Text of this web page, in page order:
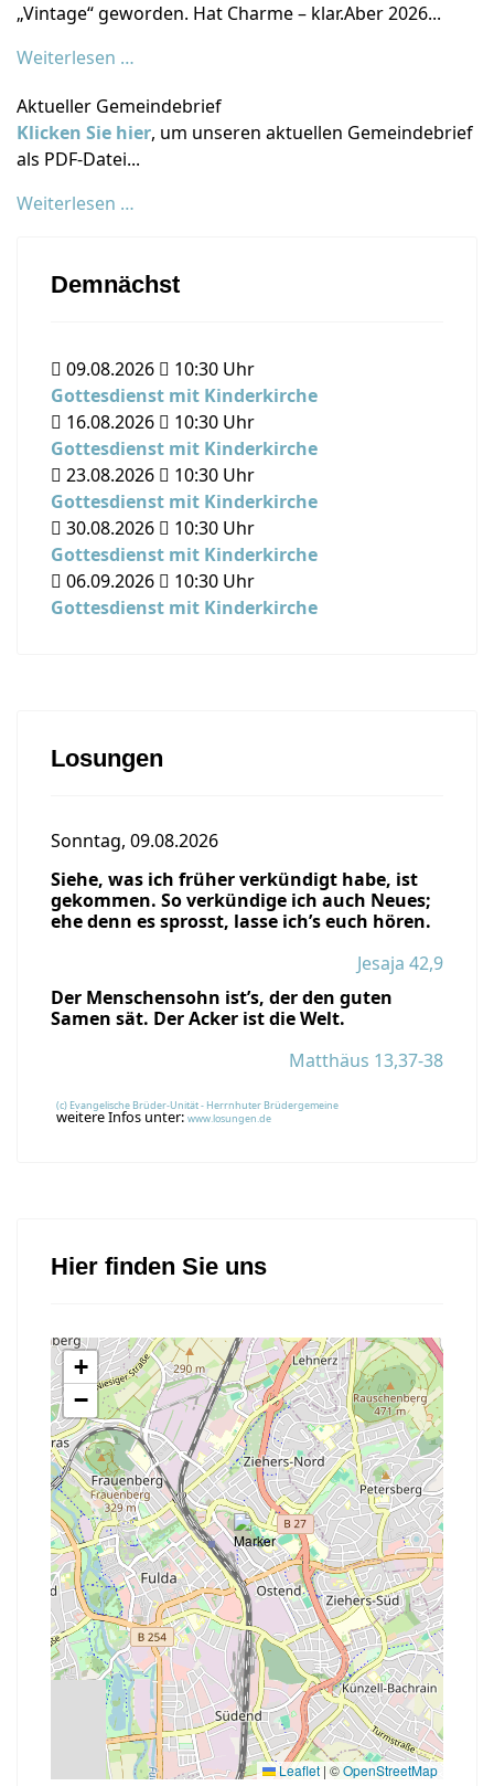
„Vintage“ geworden. Hat Charme – klar.Aber 2026...
Weiterlesen …
Aktueller Gemeindebrief
Klicken Sie hier, um unseren aktuellen Gemeindebrief
als PDF-Datei...
Weiterlesen …
Demnächst
09.08.2026 10:30 Uhr
Gottesdienst mit Kinderkirche
16.08.2026
10:30 Uhr
Gottesdienst mit Kinderkirche
23.08.2026
10:30 Uhr
Gottesdienst mit Kinderkirche
30.08.2026
10:30 Uhr
Gottesdienst mit Kinderkirche
06.09.2026
10:30 Uhr
Gottesdienst mit Kinderkirche
Losungen
Sonntag, 09.08.2026
Siehe, was ich früher verkündigt habe, ist
gekommen. So verkündige ich auch Neues;
ehe denn es sprosst, lasse ich’s euch hören.
Jesaja 42,9
Der Menschensohn ist’s, der den guten
Samen sät. Der Acker ist die Welt.
Matthäus 13,37-38
(c) Evangelische Brüder-Unität - Herrnhuter Brüdergemeine
weitere Infos unter: www.losungen.de
Hier finden Sie uns
+
−
Leaflet | ©OpenStreetMap